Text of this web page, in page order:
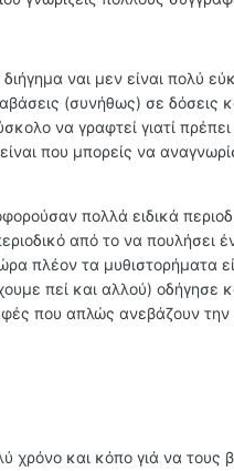
ναι μεν είναι πολύ
(συνήθως) σε δόσεις
να γραφτεί γιατί
που μπορείς να
πολλά ειδικά
από το να πουλήσει
πλέον τα μυθιστορήματα
πεί και αλλού) οδήγησε
που απλώς ανεβάζουν την
χρόνο και κόπο γιά να τους